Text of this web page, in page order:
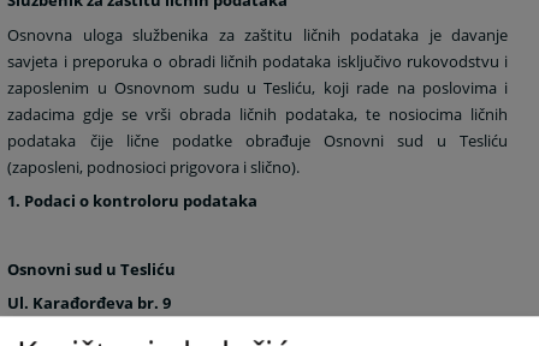
Osnovna uloga službenika za zaštitu ličnih podataka je davanje
savjeta i preporuka o obradi ličnih podataka isključivo rukovodstvu i
zaposlenim u Osnovnom sudu u Tesliću, koji rade na poslovima i
zadacima gdje se vrši obrada ličnih podataka, te nosiocima ličnih
podataka čije lične podatke obrađuje Osnovni sud u Tesliću
(zaposleni, podnosioci prigovora i slično).
1. Podaci o kontroloru podataka
Osnovni sud u Tesliću
Ul. Karađorđeva br. 9
Tel:+387 053 431-559; +387 053-433-663